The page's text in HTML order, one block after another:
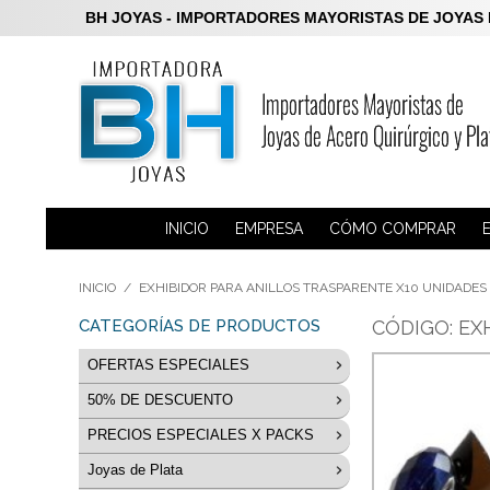
BH JOYAS - IMPORTADORES MAYORISTAS DE
INICIO EMPRESA CÓMO COMPRAR
INICIO / EXHIBIDOR PARA ANILLOS TRASPARENTE X10 UNIDADES
CÓDIGO:
CATEGORÍAS DE PRODUCTOS
OFERTAS ESPECIALES
LIQUIDACION Aros Plata 925
Joyas de Acero
Acero Blanco
Joyas de Plata
50% DE DESCUENTO
Anillos 50% de descuento
Dijes 50% de descuento
PRECIOS ESPECIALES X PACKS
PACKS en Acero Blanco
Joyas de Plata